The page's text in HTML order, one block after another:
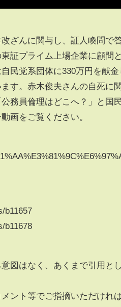
ざんに関与し、証人喚問で
証プライム上場企業に顧問
民党系団体に330万円を献
す。赤木俊夫さんの自死に
務員倫理はどこへ？」と国
画をご覧ください。
b11657
b11678
図はなく、あくまで引用と
ント等でご指摘いただけれ